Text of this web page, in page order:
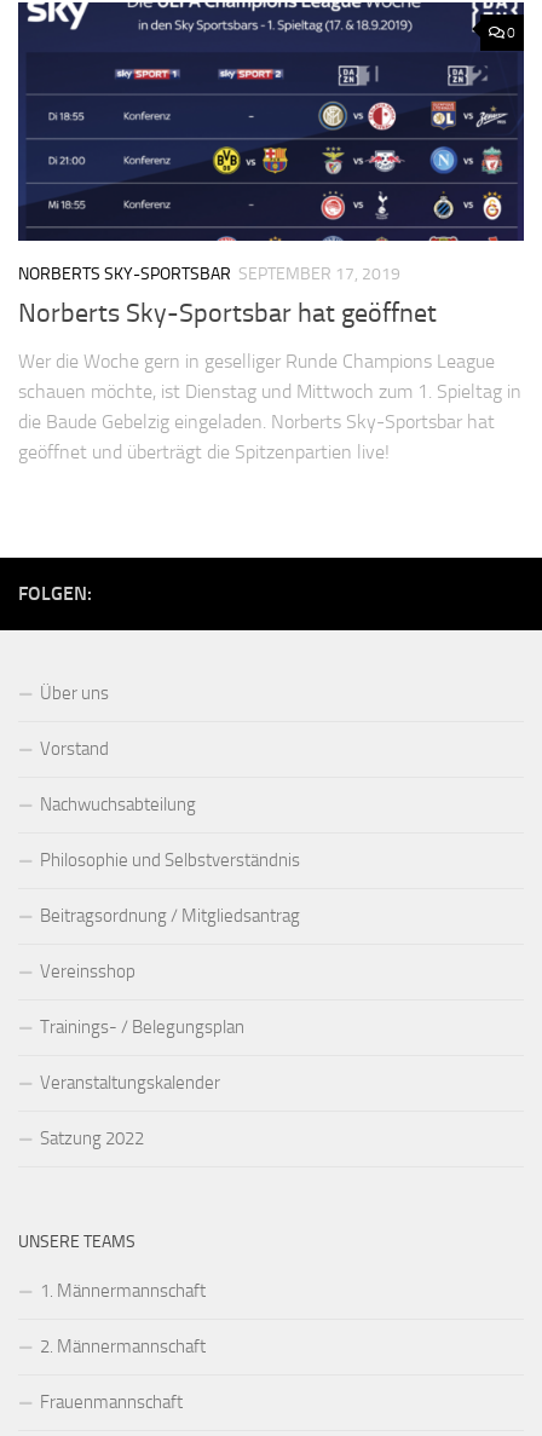
0
NORBERTS SKY-SPORTSBAR SEPTEMBER 17, 2019
Norberts Sky-Sportsbar hat geöffnet
Wer die Woche gern in geselliger Runde Champions League
schauen möchte, ist Dienstag und Mittwoch zum 1. Spieltag in
die Baude Gebelzig eingeladen. Norberts Sky-Sportsbar hat
geöffnet und überträgt die Spitzenpartien live!
FOLGEN:
Über uns
Vorstand
Nachwuchsabteilung
Philosophie und Selbstverständnis
Beitragsordnung / Mitgliedsantrag
Vereinsshop
Trainings- / Belegungsplan
Veranstaltungskalender
Satzung 2022
UNSERE TEAMS
1. Männermannschaft
2. Männermannschaft
Frauenmannschaft